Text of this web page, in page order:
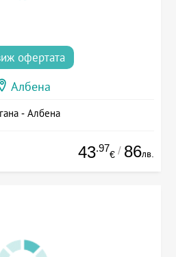
офертата
Албена
- Албена
43.97
€ / 86лв.